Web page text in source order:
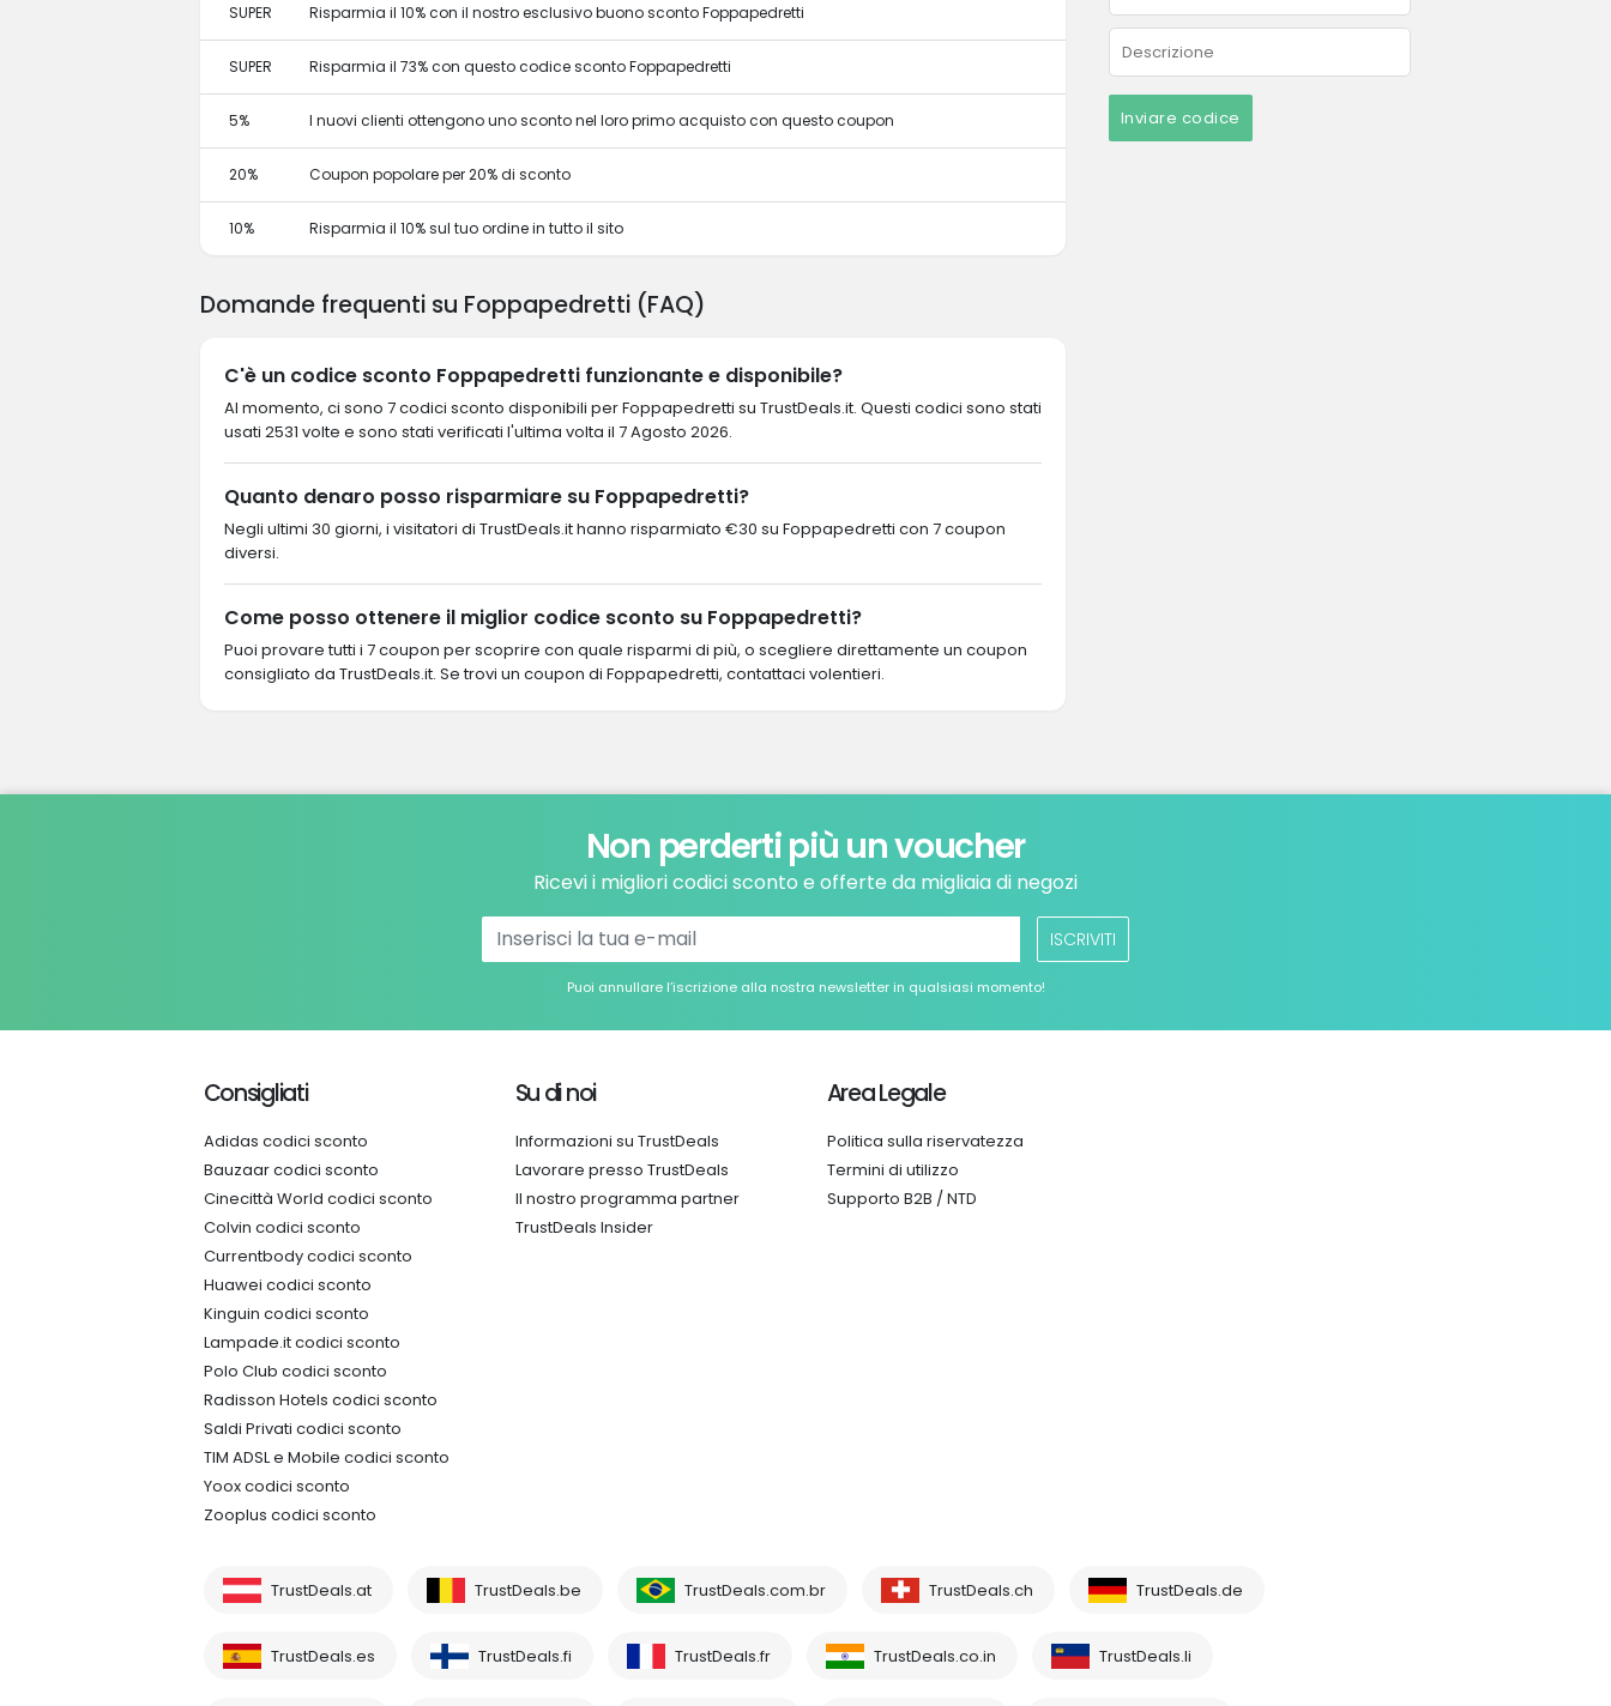
Inviare codice
SUPER Risparmia il 10% con il nostro esclusivo buono sconto Foppapedretti
SUPER Risparmia il 73% con questo codice sconto Foppapedretti
5% I nuovi clienti ottengono uno sconto nel loro primo acquisto con questo coupon
20% Coupon popolare per 20% di sconto
10% Risparmia il 10% sul tuo ordine in tutto il sito
Domande frequenti su Foppapedretti (FAQ)
C'è un codice sconto Foppapedretti funzionante e disponibile?
Al momento, ci sono 7 codici sconto disponibili per Foppapedretti su TrustDeals.it. Questi codici sono stati
usati 2531 volte e sono stati verificati l'ultima volta il 7 Agosto 2026.
Quanto denaro posso risparmiare su Foppapedretti?
Negli ultimi 30 giorni, i visitatori di TrustDeals.it hanno risparmiato €30 su Foppapedretti con 7 coupon
diversi.
Come posso ottenere il miglior codice sconto su Foppapedretti?
Puoi provare tutti i 7 coupon per scoprire con quale risparmi di più, o scegliere direttamente un coupon
consigliato da TrustDeals.it. Se trovi un coupon di Foppapedretti, contattaci volentieri.
Non perderti più un voucher
Ricevi i migliori codici sconto e offerte da migliaia di negozi
ISCRIVITI
Puoi annullare l’iscrizione alla nostra newsletter in qualsiasi momento!
Consigliati
Adidas codici sconto
Bauzaar codici sconto
Cinecittà World codici sconto
Colvin codici sconto
Currentbody codici sconto
Huawei codici sconto
Kinguin codici sconto
Lampade.it codici sconto
Polo Club codici sconto
Radisson Hotels codici sconto
Saldi Privati codici sconto
TIM ADSL e Mobile codici sconto
Yoox codici sconto
Zooplus codici sconto
Su di noi
Informazioni su TrustDeals
Lavorare presso TrustDeals
Il nostro programma partner
TrustDeals Insider
Area Legale
Politica sulla riservatezza
Termini di utilizzo
Supporto B2B / NTD
TrustDeals.at TrustDeals.be TrustDeals.com.br TrustDeals.ch TrustDeals.de
TrustDeals.es TrustDeals.fi TrustDeals.fr TrustDeals.co.in TrustDeals.li